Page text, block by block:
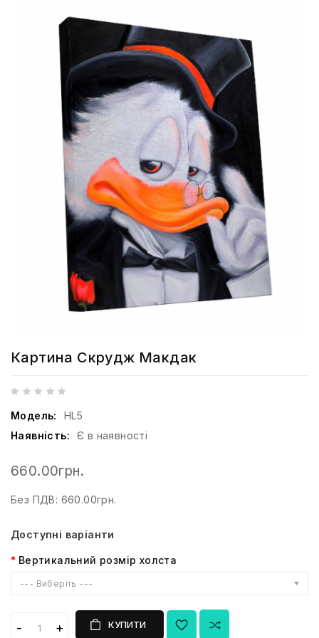
Картина Скрудж Макдак
Модель:
HL5
Наявність:
Є в наявності
660.00грн.
Без ПДВ: 660.00грн.
Доступні варіанти
Вертикальний розмір холста
--- Виберіть ---
КУПИТИ